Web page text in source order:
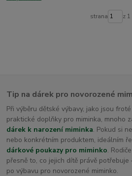
dětské osušky s kapucí
strana z 1
Tip na dárek pro novorozené
Při výběru dětské výbavy, jako jsou
praktické doplňky pro miminka, mnoho
dárek k narození miminka. Pokud si
nebo konkrétním produktem, ideálním
dárkové poukazy pro miminko.
přesně to, co jejich dítě právě
po výbavu pro novorozené miminko.